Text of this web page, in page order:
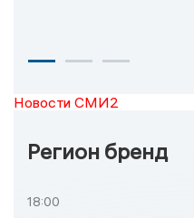
Новости СМИ2
Регион бренд
18:00